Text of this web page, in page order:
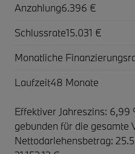
Anzahlung6.396 €
Schlussrate15.031 €
Monatliche
Laufzeit48 Monate
Effektiver Jahreszins:
gebunden für die gesamte
Nettodarlehensbetrag: